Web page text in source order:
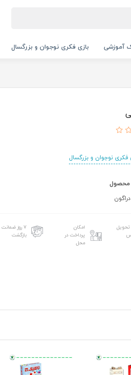
آموزشی بازی فکری نوجوان و بزرگسال
فکری نوجوان و بزرگسال
محصول
تحویل
امکان
پرداخت در
محل
۷ روز ضمانت
بازگشت